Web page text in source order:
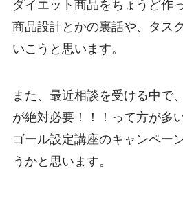
ダイエット商品をちょうど作
商品設計とかの裏話や、タス
いこうと思います。
また、最近相談を受ける中で
が絶対必要！！！って方が多
ゴール設定講座のキャンペー
うかと思います。